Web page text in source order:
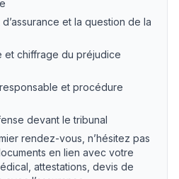
et la question de la
et chiffrage du préjudice
et procédure
devant le tribunal
rendez-vous, n’hésitez pas
en lien avec votre
attestations, devis de